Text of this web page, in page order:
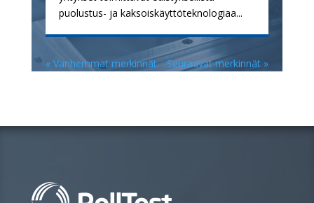
puolustus- ja kaksoiskäyttöteknologiaa...
« Vanhemmat merkinnät Seuraavat merkinnät »